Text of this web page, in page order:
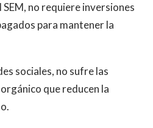
SEM, no requiere inversiones
para mantener la
sociales, no sufre las
que reducen la